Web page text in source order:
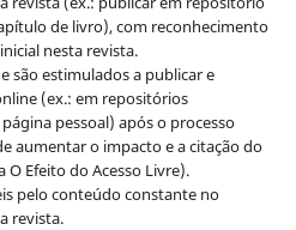
de livro), com reconhecimento
nesta revista.
são estimulados a publicar e
(ex.: em repositórios
pessoal) após o processo
aumentar o impacto e a citação do
Efeito do Acesso Livre).
pelo conteúdo constante no
revista.